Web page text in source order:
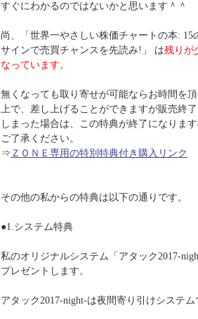
すぐにわかるのではないかと思います＾＾
尚、「世界一やさしい株価チャートの本: 15
サインで売買チャンスを先読み!」 は残りが
なっています。
無くなっても取り寄せが可能ならお時間を頂
上で、差し上げることができますが販売終
しまった場合は、この特典が終了になりま
ご了承ください。
⇒ ＺＯＮＥ専用の特別特典付き購入リンク
その他の私からの特典は以下の通りです。
●1.システム特典
私のオリジナルシステム「アタック2017-
プレゼントします。
アタック2017-night-は夜間寄り引けシステム